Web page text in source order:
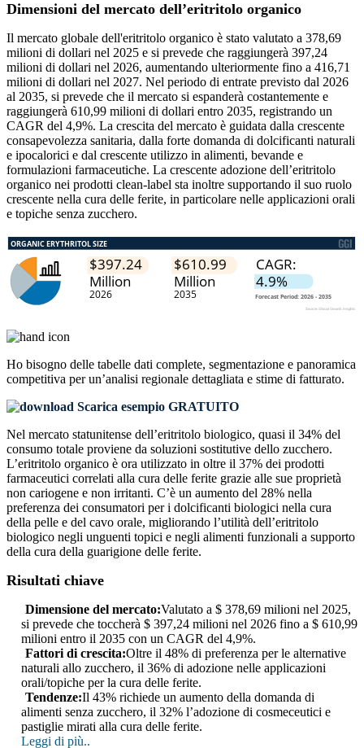
Dimensioni del mercato dell’eritritolo organico
Il mercato globale dell'eritritolo organico è stato valutato a 378,69
milioni di dollari nel 2025 e si prevede che raggiungerà 397,24
milioni di dollari nel 2026, aumentando ulteriormente fino a 416,71
milioni di dollari nel 2027. Nel periodo di entrate previsto dal 2026
al 2035, si prevede che il mercato si espanderà costantemente e
raggiungerà 610,99 milioni di dollari entro 2035, registrando un
CAGR del 4,9%. La crescita del mercato è guidata dalla crescente
consapevolezza sanitaria, dalla forte domanda di dolcificanti naturali
e ipocalorici e dal crescente utilizzo in alimenti, bevande e
formulazioni farmaceutiche. La crescente adozione dell’eritritolo
organico nei prodotti clean-label sta inoltre supportando il suo ruolo
crescente nella cura delle ferite, in particolare nelle applicazioni orali
e topiche senza zucchero.
Ho bisogno delle tabelle dati complete, segmentazione e panoramica
competitiva per un’analisi regionale dettagliata e stime di fatturato.
Scarica esempio GRATUITO
Nel mercato statunitense dell’eritritolo biologico, quasi il 34% del
consumo totale proviene da soluzioni sostitutive dello zucchero.
L’eritritolo organico è ora utilizzato in oltre il 37% dei prodotti
farmaceutici correlati alla cura delle ferite grazie alle sue proprietà
non cariogene e non irritanti. C’è un aumento del 28% nella
preferenza dei consumatori per i dolcificanti biologici nella cura
della pelle e del cavo orale, migliorando l’utilità dell’eritritolo
biologico negli unguenti topici e negli alimenti funzionali a supporto
della cura della guarigione delle ferite.
Risultati chiave
Dimensione del mercato:Valutato a $ 378,69 milioni nel 2025,
si prevede che toccherà $ 397,24 milioni nel 2026 fino a $ 610,99
milioni entro il 2035 con un CAGR del 4,9%.
Fattori di crescita:Oltre il 48% di preferenza per le alternative
naturali allo zucchero, il 36% di adozione nelle applicazioni
orali/topiche per la cura delle ferite.
Tendenze:Il 43% richiede un aumento della domanda di
alimenti senza zucchero, il 32% l’adozione di cosmeceutici e
pastiglie mirati alla cura delle ferite.
Leggi di più..